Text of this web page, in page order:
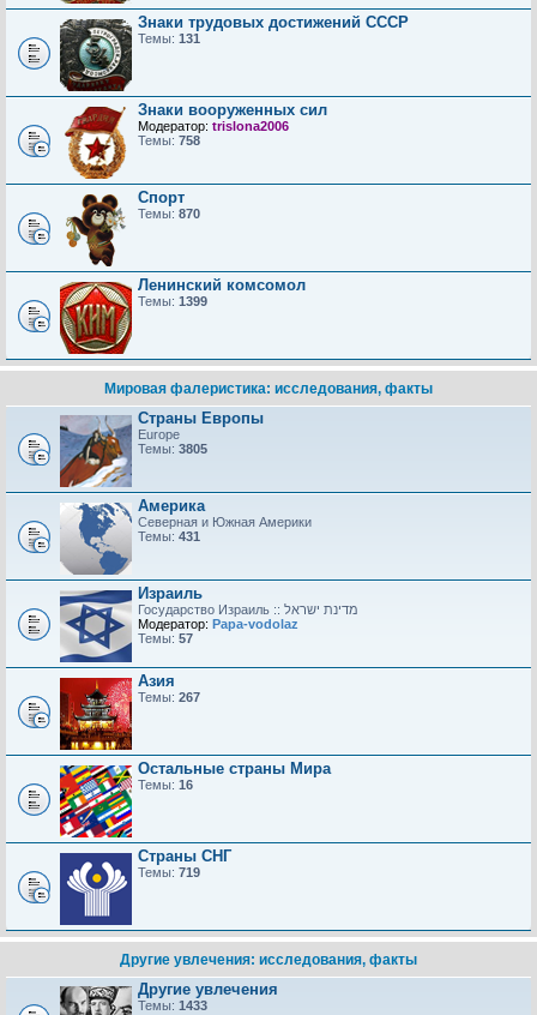
Знаки трудовых достижений CCCP
Темы: 131
Знаки вооруженных сил
Модератор: trislona2006
Темы: 758
Спорт
Темы: 870
Ленинский комсомол
Темы: 1399
Мировая фалеристика: исследования, факты
Страны Европы
Europe
Темы: 3805
Америка
Северная и Южная Америки
Темы: 431
Израиль
Модератор: Papa-vodolaz
Темы: 57
Азия
Темы: 267
Остальные страны Мира
Темы: 16
Страны СНГ
Темы: 719
Другие увлечения: исследования, факты
Другие увлечения
Темы: 1433